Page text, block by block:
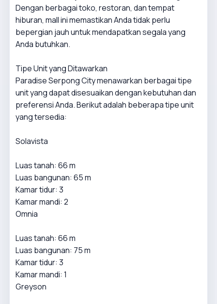
Dengan berbagai toko, restoran, dan tempat
hiburan, mall ini memastikan Anda tidak perlu
bepergian jauh untuk mendapatkan segala yang
Anda butuhkan.
Tipe Unit yang Ditawarkan
Paradise Serpong City menawarkan berbagai tipe
unit yang dapat disesuaikan dengan kebutuhan dan
preferensi Anda. Berikut adalah beberapa tipe unit
yang tersedia:
Solavista
Luas tanah: 66 m
Luas bangunan: 65 m
Kamar tidur: 3
Kamar mandi: 2
Omnia
Luas tanah: 66 m
Luas bangunan: 75 m
Kamar tidur: 3
Kamar mandi: 1
Greyson